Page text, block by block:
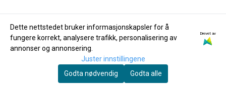
Ibanez
Ibanez IFR50M
Fotskammel
Gitarreim lær 64 mm
Classic Brown
305,-
Dette nettstedet bruker informasjonskapsler for å
fungere korrekt, analysere trafikk, personalisering av
annonser og annonsering.
Drevet av
Juster innstillingene
Godta nødvendig
Godta alle